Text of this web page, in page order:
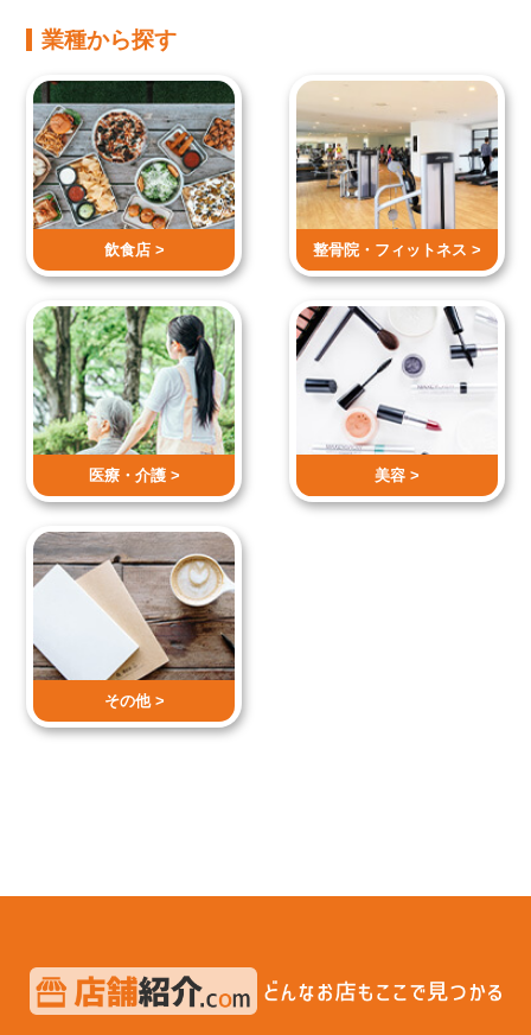
業種から探す
飲食店 > 整骨院・ フィットネス >
医療・介護 > 美容 >
その他 >